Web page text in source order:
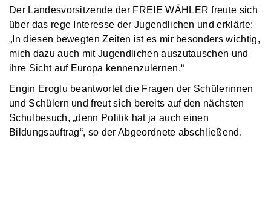
Der Landesvorsitzende der FREIE WÄHLER freute sich
über das rege Interesse der Jugendlichen und erklärte:
„In diesen bewegten Zeiten ist es mir besonders wichtig,
mich dazu auch mit Jugendlichen auszutauschen und
ihre Sicht auf Europa kennenzulernen.“
Engin Eroglu beantwortet die Fragen der Schülerinnen
und Schülern und freut sich bereits auf den nächsten
Schulbesuch, „denn Politik hat ja auch einen
Bildungsauftrag“, so der Abgeordnete abschließend.